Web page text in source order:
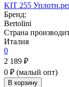
KIT 255
Бренд:
Bertolini
Страна
Италия
0
2 189 ₽
0 ₽ (малый опт)
В корзину